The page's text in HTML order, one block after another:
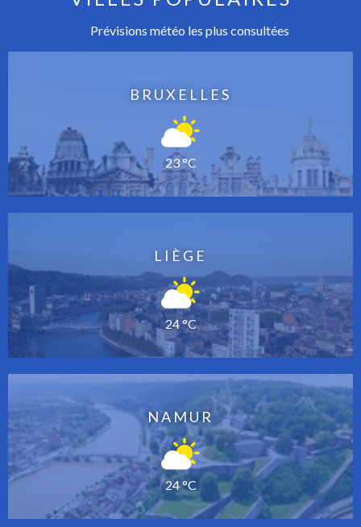
Prévisions météo les plus consultées
BRUXELLES
23 °C
LIÈGE
24 °C
NAMUR
24 °C